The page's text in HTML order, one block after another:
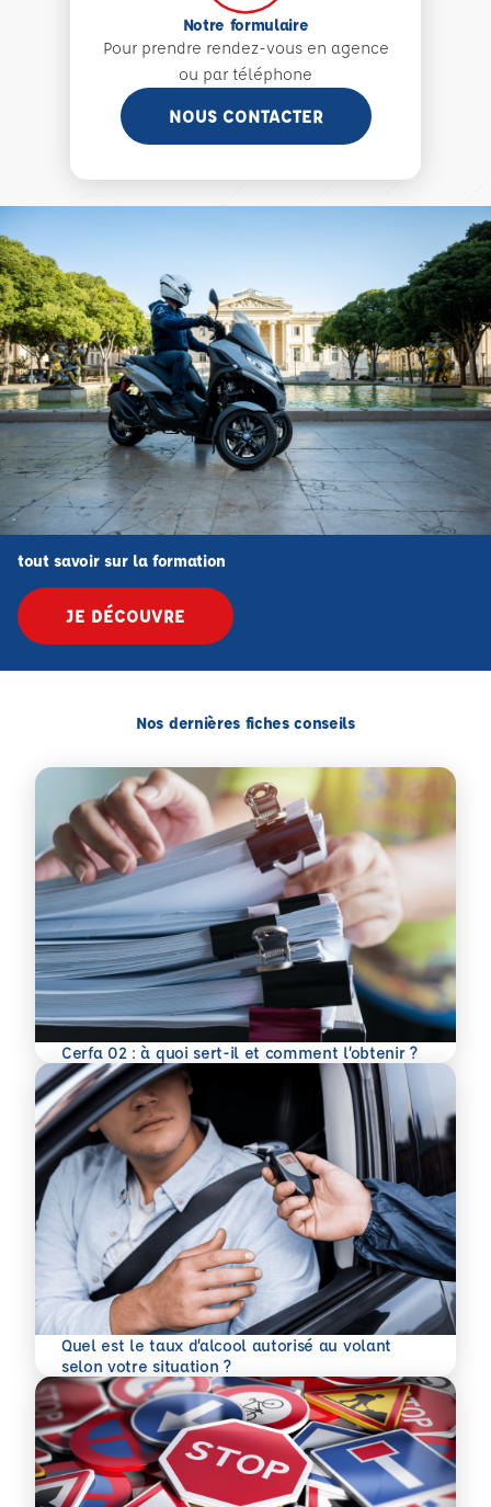
Notre formulaire
Pour prendre rendez-vous en agence
ou par téléphone
NOUS CONTACTER
tout savoir sur la formation
JE DÉCOUVRE
Nos dernières fiches conseils
Cerfa 02 : à quoi sert-il et comment l’obtenir ?
En savoir plus
Quel est le taux d’alcool autorisé au volant
selon votre situation ?
En savoir plus